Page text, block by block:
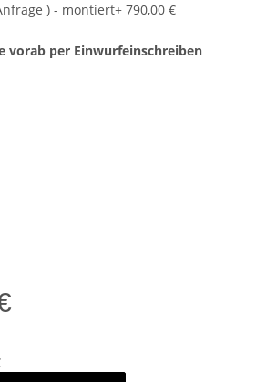
) - montiert+ 790,00 €
vorab per Einwurfeinschreiben